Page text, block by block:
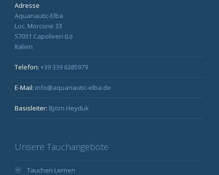
Adresse
Aquanautic-Elba
Loc. Morcone 33
57031 Capoliveri (Li)
Italien
Telefon: +39 339 6385979
E-Mail: info@aquanautic-elba.de
Basisleiter: Björn Heyduk
Unsere Tauchangebote
Tauchen Lernen